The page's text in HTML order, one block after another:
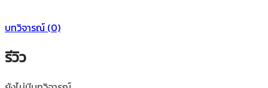
บทวิจารณ์ (0)
รีวิว